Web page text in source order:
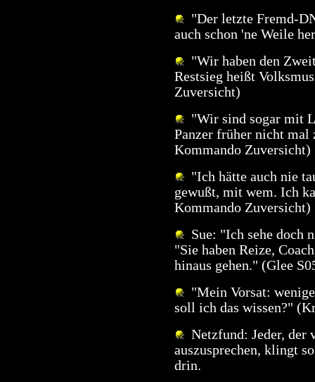
"Der letzte Fremd-
auch schon 'ne Weile
"Wir haben den
Restsieg heißt
Zuversicht)
"Wir sind sogar mit
Panzer früher nicht mal
Kommando Zuversicht)
"Ich hätte auch nie
gewußt, mit wem. Ich
Kommando Zuversicht)
Sue: "Ich sehe doch
"Sie haben Reize,
hinaus gehen." (Glee
"Mein Vorsat:
soll ich das wissen?"
Netzfund: Jeder, der
auszusprechen, klingt
drin.